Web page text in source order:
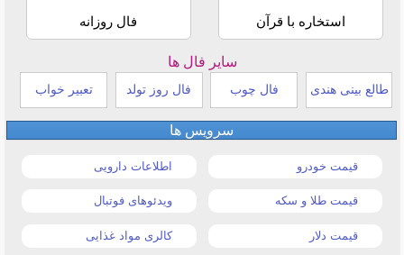
استخاره با قرآن فال روزانه
سایر فال ها
طالع بینی هندی فال چوب فال روز تولد تعبیر خواب
سرویس ها
قیمت خودرو اطلاعات دارویی
قیمت طلا و سکه ویدئوهای فوتبال
قیمت دلار کالری مواد غذایی